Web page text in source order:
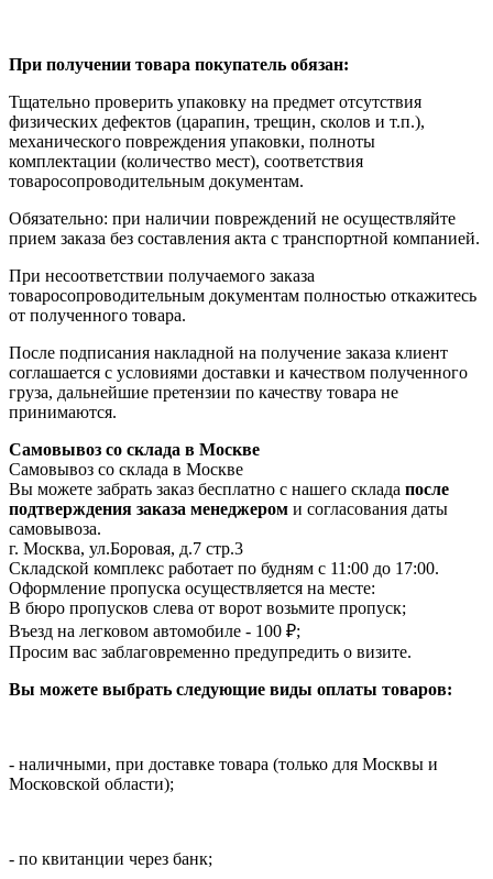
При получении товара покупатель обязан:
Тщательно проверить упаковку на предмет отсутствия
физических дефектов (царапин, трещин, сколов и т.п.),
механического повреждения упаковки, полноты
комплектации (количество мест), соответствия
товаросопроводительным документам.
Обязательно: при наличии повреждений не осуществляйте
прием заказа без составления акта с транспортной компанией.
При несоответствии получаемого заказа
товаросопроводительным документам полностью откажитесь
от полученного товара.
После подписания накладной на получение заказа клиент
соглашается с условиями доставки и качеством полученного
груза, дальнейшие претензии по качеству товара не
принимаются.
Самовывоз со склада в Москве
Самовывоз со склада в Москве
Вы можете забрать заказ бесплатно с нашего склада после
подтверждения заказа менеджером и согласования даты
самовывоза.
г. Москва, ул.Боровая, д.7 стр.3
Складской комплекс работает по будням с 11:00 до 17:00.
Оформление пропуска осуществляется на месте:
В бюро пропусков слева от ворот возьмите пропуск;
Въезд на легковом автомобиле - 100 ₽;
Просим вас заблаговременно предупредить о визите.
Вы можете выбрать следующие виды оплаты товаров:
- наличными, при доставке товара (только для Москвы и
Московской области);
- по квитанции через банк;